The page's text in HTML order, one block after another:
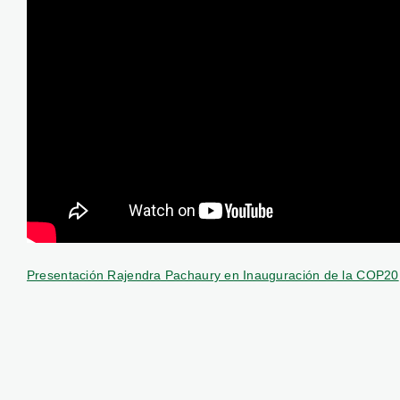
Presentación Rajendra Pachaury en Inauguración de la COP20